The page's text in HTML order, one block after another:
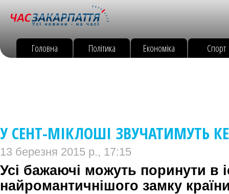
Головна Політика Економіка Спорт
У СЕНТ-МІКЛОШІ ЗВУЧАТИМУТЬ
13 березня 2015 р., 17:15
Усі бажаючі можуть поринути в
найромантичнішого замку